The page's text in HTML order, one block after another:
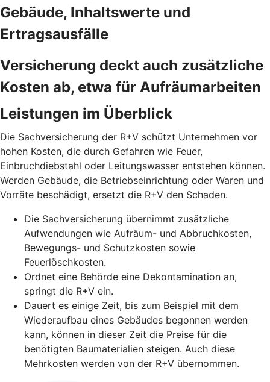
Gebäude, Inhaltswerte und
Ertragsausfälle
Versicherung deckt auch zusätzliche
Kosten ab, etwa für Aufräumarbeiten
Leistungen im Überblick
Die Sachversicherung der R+V schützt Unternehmen vor
hohen Kosten, die durch Gefahren wie Feuer,
Einbruchdiebstahl oder Leitungswasser entstehen können.
Werden Gebäude, die Betriebseinrichtung oder Waren und
Vorräte beschädigt, ersetzt die R+V den Schaden.
Die Sachversicherung übernimmt zusätzliche
Aufwendungen wie Aufräum- und Abbruchkosten,
Bewegungs- und Schutzkosten sowie
Feuerlöschkosten.
Ordnet eine Behörde eine Dekontamination an,
springt die R+V ein.
Dauert es einige Zeit, bis zum Beispiel mit dem
Wiederaufbau eines Gebäudes begonnen werden
kann, können in dieser Zeit die Preise für die
benötigten Baumaterialien steigen. Auch diese
Mehrkosten werden von der R+V übernommen.